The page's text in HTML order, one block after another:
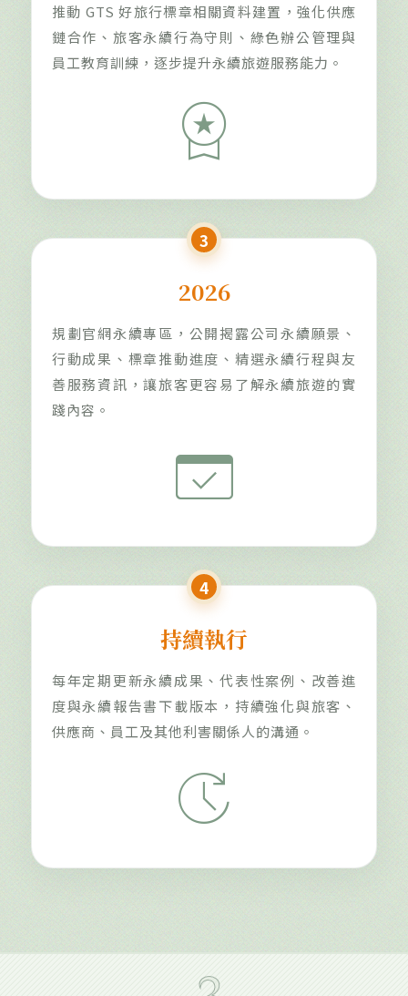
推動 GTS 好旅行標章相關資料建置，強化供應
鏈合作、旅客永續行為守則、綠色辦公管理與
員工教育訓練，逐步提升永續旅遊服務能力。
workspace_premium
3
2026
規劃官網永續專區，公開揭露公司永續願景、
行動成果、標章推動進度、精選永續行程與友
善服務資訊，讓旅客更容易了解永續旅遊的實
踐內容。
domain_verification
4
持續執行
每年定期更新永續成果、代表性案例、改善進
度與永續報告書下載版本，持續強化與旅客、
供應商、員工及其他利害關係人的溝通。
update